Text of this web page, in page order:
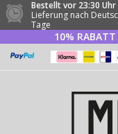
Bestellt vor 23:30 Uhr
Lieferung nach
Tage
10% RABATT